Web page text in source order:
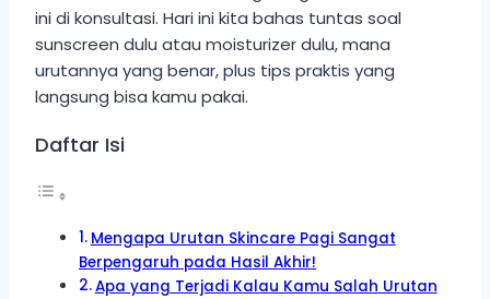
ini di konsultasi. Hari ini kita bahas tuntas soal
sunscreen dulu atau moisturizer dulu, mana
urutannya yang benar, plus tips praktis yang
langsung bisa kamu pakai.
Daftar Isi
Mengapa Urutan Skincare Pagi Sangat
Berpengaruh pada Hasil Akhir!
Apa yang Terjadi Kalau Kamu Salah Urutan